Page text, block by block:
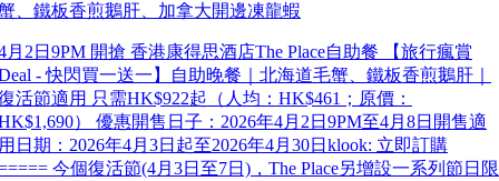
、鐵板香煎鵝肝、加拿大開邊凍龍蝦
月2日9PM 開搶 香港康得思酒店The Place自助餐 【旅行瘋賞
- 快閃買一送一】自助晚餐｜北海道毛蟹、鐵板香煎鵝肝｜
活節適用 只需HK$922起（人均：HK$461；原價：
） 優惠開售日子：2026年4月2日9PM至4月8日開售適
日期：2026年4月3日起至2026年4月30日klook: 立即訂購
今個復活節(4月3日至7日)，The Place另增設一系列節日限